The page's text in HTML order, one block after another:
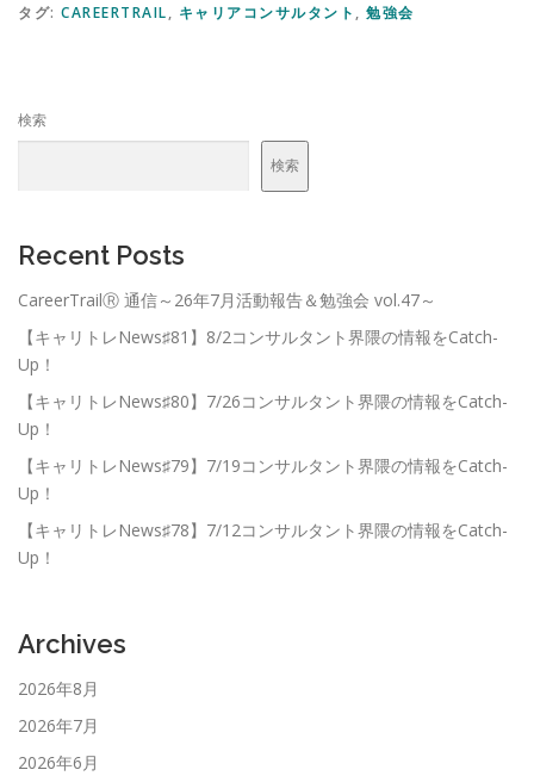
タグ: CAREERTRAIL, キャリアコンサルタント , 勉強会
検索
検索
Recent Posts
CareerTrailⓇ 通信～26年7月活動報告＆勉強会 vol.47～
【キャリトレNews♯81】8/2コンサルタント界隈の情報をCatch-
Up！
【キャリトレNews♯80】7/26コンサルタント界隈の情報をCatch-
Up！
【キャリトレNews♯79】7/19コンサルタント界隈の情報をCatch-
Up！
【キャリトレNews♯78】7/12コンサルタント界隈の情報をCatch-
Up！
Archives
2026年8月
2026年7月
2026年6月